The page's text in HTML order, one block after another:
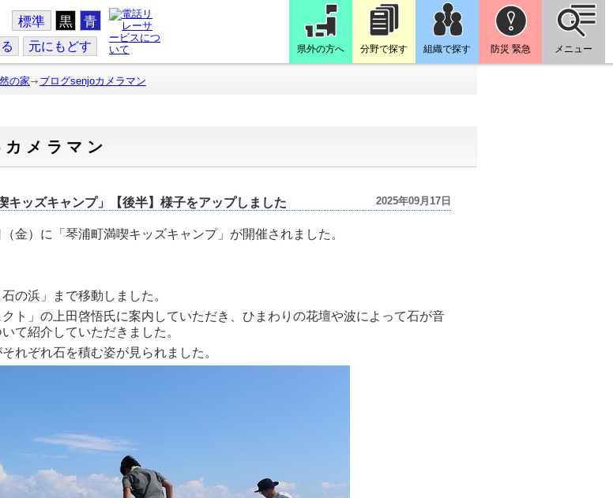
標準 黒 青
元にもどす 県外の方へ 分野で探す 組織で探す 防災 緊急 メニュー
の家 ブログsenjoカメラマン
メラマン
2025年09月17日
キッズキャンプ」【後半】様子をアップしました
金）に「琴浦町満喫キッズキャンプ」が開催されました。
の浜」まで移動しました。
クト」の上田啓悟氏に案内していただき、ひまわりの花壇や波によって石が音
て紹介していただきました。
れぞれ石を積む姿が見られました。